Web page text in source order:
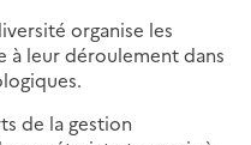
organise les
à leur déroulement dans
de la gestion